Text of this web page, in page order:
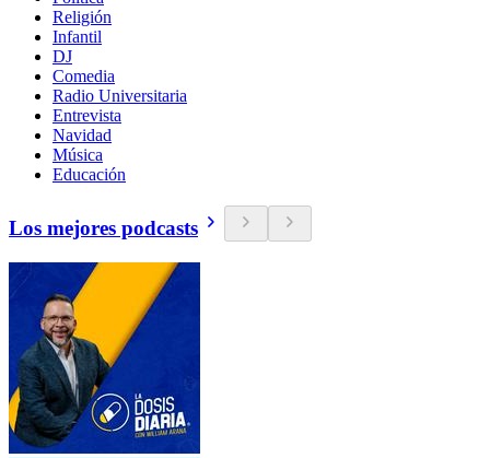
Religión
Infantil
DJ
Comedia
Radio Universitaria
Entrevista
Navidad
Música
Educación
Los mejores podcasts